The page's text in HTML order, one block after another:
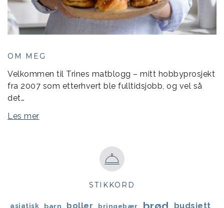
OM MEG
Velkommen til Trines matblogg – mitt hobbyprosjekt
fra 2007 som etterhvert ble fulltidsjobb, og vel så
det…
Les mer
STIKKORD
asiatisk barn boller bringebær budsjett